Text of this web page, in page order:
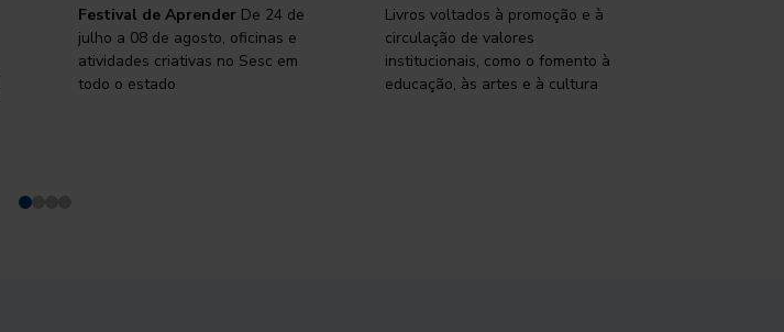
Festival de Aprender De 24 de
julho a 08 de agosto, oficinas e
atividades criativas no Sesc em
todo o estado
Livros voltados à promoção e à
circulação de valores
institucionais, como o fomento à
educação, às artes e à cultura